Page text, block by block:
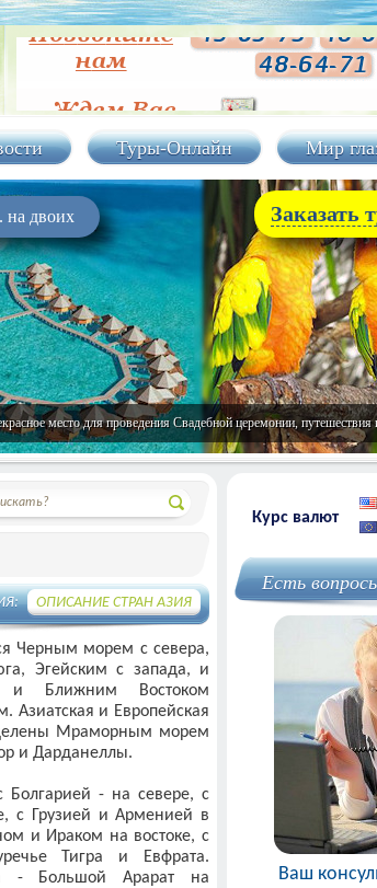
Туры-Онлайн Мир
на двоих Заказать
место для проведения Свадебной церемонии, путешествия
Курс валют
Есть
Ваш
ОПИСАНИЕ СТРАН АЗИЯ
Черным морем с севера,
Эгейским с запада, и
и Ближним Востоком
и Европейская
Мраморным морем
и Дарданеллы.
Болгарией - на севере, с
с Грузией и Арменией в
и Ираком на востоке, с
Тигра и Евфрата.
- Большой Арарат на